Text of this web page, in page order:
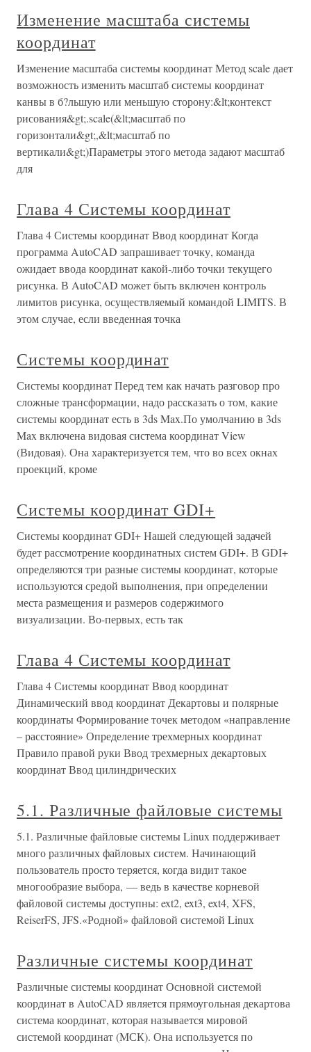
Изменение масштаба системы
координат
Изменение масштаба системы координат Метод scale дает
возможность изменить масштаб системы координат
канвы в б?льшую или меньшую сторону:&lt;контекст
рисования&gt;.scale(&lt;масштаб по
горизонтали&gt;,&lt;масштаб по
вертикали&gt;)Параметры этого метода задают масштаб
для
Глава 4 Системы координат
Глава 4 Системы координат Ввод координат Когда
программа AutoCAD запрашивает точку, команда
ожидает ввода координат какой-либо точки текущего
рисунка. В AutoCAD может быть включен контроль
лимитов рисунка, осуществляемый командой LIMITS. В
этом случае, если введенная точка
Системы координат
Системы координат Перед тем как начать разговор про
сложные трансформации, надо рассказать о том, какие
системы координат есть в 3ds Max.По умолчанию в 3ds
Max включена видовая система координат View
(Видовая). Она характеризуется тем, что во всех окнах
проекций, кроме
Системы координат GDI+
Системы координат GDI+ Нашей следующей задачей
будет рассмотрение координатных систем GDI+. В GDI+
определяются три разные системы координат, которые
используются средой выполнения, при определении
места размещения и размеров содержимого
визуализации. Во-первых, есть так
Глава 4 Системы координат
Глава 4 Системы координат Ввод координат
Динамический ввод координат Декартовы и полярные
координаты Формирование точек методом «направление
– расстояние» Определение трехмерных координат
Правило правой руки Ввод трехмерных декартовых
координат Ввод цилиндрических
5.1. Различные файловые системы
5.1. Различные файловые системы Linux поддерживает
много различных файловых систем. Начинающий
пользователь просто теряется, когда видит такое
многообразие выбора, — ведь в качестве корневой
файловой системы доступны: ext2, ext3, ext4, XFS,
ReiserFS, JFS.«Родной» файловой системой Linux
Различные системы координат
Различные системы координат Основной системой
координат в AutoCAD является прямоугольная декартова
система координат, которая называется мировой
системой координат (МСК). Она используется по